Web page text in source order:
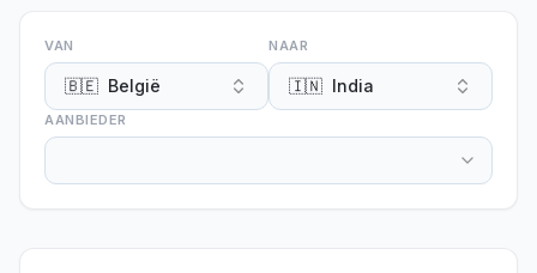
VAN
🇧🇪 België
NAAR
🇮🇳 India
AANBIEDER